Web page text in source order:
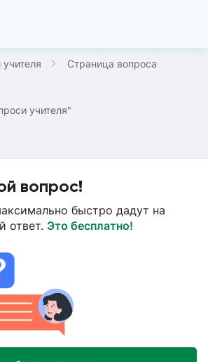
Страница вопроса
учителя"
вопрос!
быстро дадут на
ответ. Это бесплатно!